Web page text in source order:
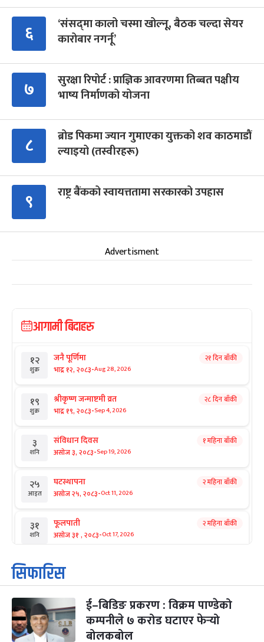
६
‘संसद्‍मा कालो चस्मा खोल्नू, बैठक चल्दा सेयर
कारोबार नगर्नू’
७
सुरक्षा रिपोर्ट : प्राज्ञिक आवरणमा तिब्बत पक्षीय
भाष्य निर्माणको योजना
८
ब्रोड पिकमा ज्यान गुमाएका युक्तको शव काठमाडौं
ल्याइयो (तस्वीरहरू)
९ राष्ट्र बैंकको स्वायत्ततामा सरकारको उपहास
Advertisment
आगामी बिदाहरु
१२
शुक्र
जनै पूर्णिमा
भाद्र १२, २०८३-Aug 28, 2026
२१ दिन बाँकी
१९
शुक्र
श्रीकृष्ण जन्माष्टमी व्रत
भाद्र १९, २०८३-Sep 4, 2026
२८ दिन बाँकी
३
शनि
संविधान दिवस
असोज ३, २०८३-Sep 19, 2026
१ महिना बाँकी
२५
आइत
घटस्थापना
असोज २५, २०८३-Oct 11, 2026
२ महिना बाँकी
३१
शनि
फूलपाती
असोज ३१ , २०८३-Oct 17, 2026
२ महिना बाँकी
१
आइत
कार्तिक सङ्क्रान्ति
कार्तिक १, २०८३
३
मंगल
महानवमी
कार्तिक ३, २०८३-Oct 20, 2026
२ महिना बाँकी
सिफारिस
ई–बिडिङ प्रकरण : विक्रम पाण्डेको
कम्पनीले ७ करोड घटाएर फेर्‍यो
बोलकबोल